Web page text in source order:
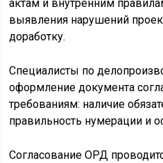
актам и внутренним
выявления нарушений
доработку.
Специалисты по
оформление документа
требованиям: наличие
правильность нумерации и
Согласование ОРД